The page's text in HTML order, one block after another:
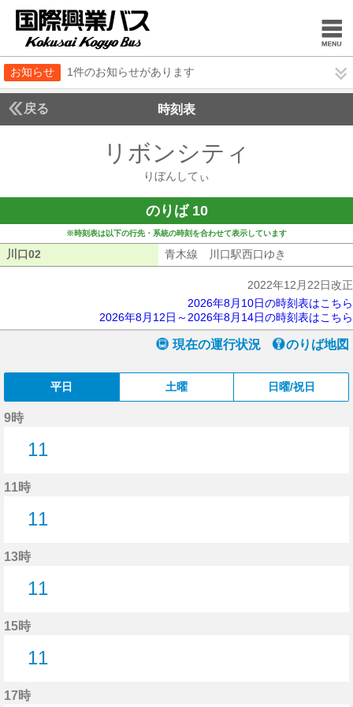
お知らせ 1件のお知らせがあります
戻る 時刻表
リボンシティ
りぼんしてぃ
のりば 10
※時刻表は以下の行先・系統の時刻を合わせて表示しています
川口02 青木線 川口駅西口ゆき
2022年12月22日改正
2026年8月10日の時刻表はこちら
2026年8月12日～2026年8月14日の時刻表はこちら
現在の運行状況 のりば地図
平日 土曜 日曜/祝日
9時
11
11時
11
13時
11
15時
11
17時